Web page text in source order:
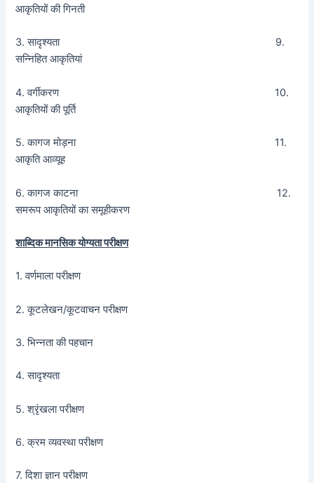
आकृतियों की गिनती
3. सादृश्यता 9.
सन्निहित आकृतियां
4. वर्गीकरण 10.
आकृतियों की पूर्ति
5. कागज मोड़ना 11.
आकृति आव्यूह
6. कागज काटना 12.
समरूप आकृतियों का समूहीकरण
शाब्दिक मानसिक योग्यता परीक्षण
1. वर्णमाला परीक्षण
2. कूटलेखन/कूटवाचन परीक्षण
3. भिन्नता की पहचान
4. सादृश्यता
5. श्रृंखला परीक्षण
6. क्रम व्यवस्था परीक्षण
7. दिशा ज्ञान परीक्षण